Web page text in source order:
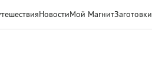
НовостиМой МагнитЗаготовки